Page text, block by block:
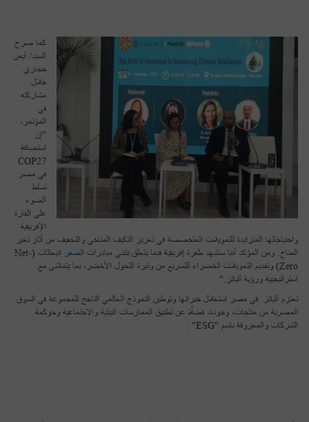
كما صرح
السيد/ أيمن
حجازي
خلال
مشاركته
في
المؤتمر،
"إن
استضافة
COP27
في مصر
تسلط
الضوء
على القارة
الإفريقية
واحتياجاتها المتزايدة للتمويلات المتخصصة في تعزيز التكيف المناخي والتخفيف من آثار تغير
المناخ. ومن المؤكد أننا سنشهد طفرة إفريقية فيما يتعلق بتبني مبادرات الصفر
انبعاثات (Net-
Zero) وتقديم التمويلات الخضراء للتسريع من وتيرة التحول الأخضر، بما يتماشى مع
استراتيجيية ورؤية أليانز."
تعتزم أليانز في مصر استغلال خبراتها وتوطين النموذج العالمي الناجح للمجموعة في السوق
المصرية من منتجات، وجودة، فضلًا عن تطبيق الممارسات البيئية والاجتماعية وحوكمة
الشركات والمعروفة باسم "ESG" .